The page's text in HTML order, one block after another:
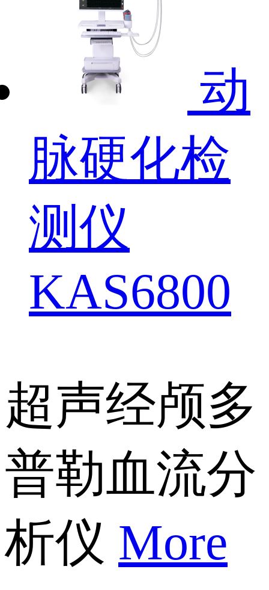
动
脉硬化检
测仪
KAS6800
超声经颅多
普勒血流分
析仪 More